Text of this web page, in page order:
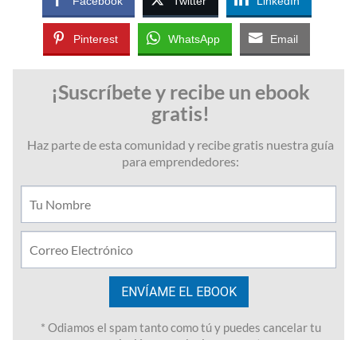
Pinterest WhatsApp Email